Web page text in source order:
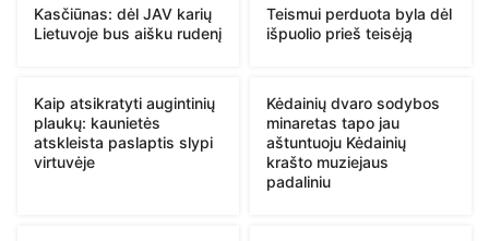
Kasčiūnas: dėl JAV karių
Lietuvoje bus aišku rudenį
Teismui perduota byla dėl
išpuolio prieš teisėją
Kaip atsikratyti augintinių
plaukų: kaunietės
atskleista paslaptis slypi
virtuvėje
Kėdainių dvaro sodybos
minaretas tapo jau
aštuntuoju Kėdainių
krašto muziejaus
padaliniu